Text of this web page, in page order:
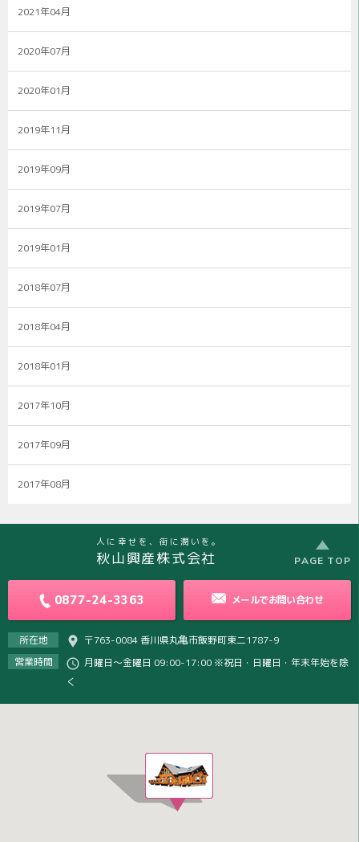
2021年04月
2020年07月
2020年01月
2019年11月
2019年09月
2019年07月
2019年01月
2018年07月
2018年04月
2018年01月
2017年10月
2017年09月
2017年08月
人に幸せを、街に潤いを。
秋山興産株式会社
所在地
〒763-0084 香川県丸亀市飯野町東二1787-9
営業時間
月曜日～金曜日 09:00-17:00 ※祝日・日曜日・年末年始を除
く
0877-24-3363 メールでお問い合わせ
PAGE TOP